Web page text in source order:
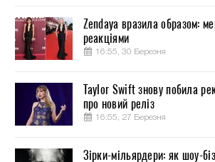
Zendaya вразила образом:
реакціями
16:55, 30 Березня
Taylor Swift знову побила
про новий реліз
16:55, 27 Березня
Зірки-мільярдери: як шоу-